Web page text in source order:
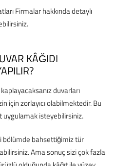
Firmalar hakkında detaylı
KÂĞIDI
duvarları
için zorlayıcı olabilmektedir. Bu
uygulamak isteyebilirsiniz.
bölümde bahsettiğimiz tür
Ama sonuç sizi çok fazla